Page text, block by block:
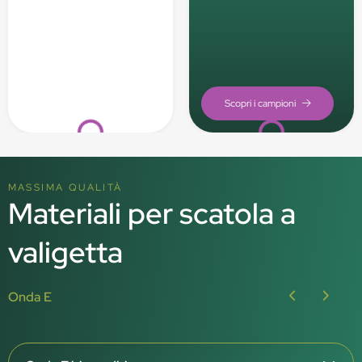
Loading... Loading...
MASSIMA QUALITÀ
Materiali per scatola a
valigetta
Onda E